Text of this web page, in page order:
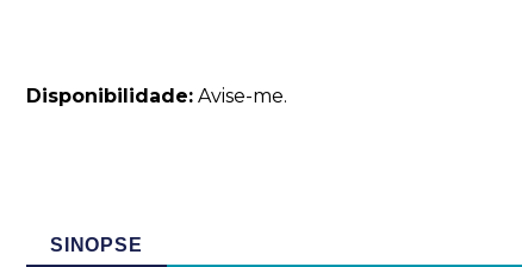
Disponibilidade: Avise-me.
SINOPSE